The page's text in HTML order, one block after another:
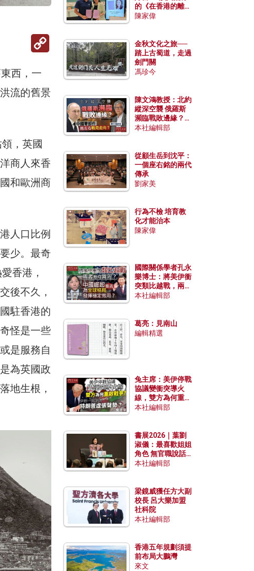
Copy
西，一
流的舊景
，英國
商人來香
和歐洲商
人口比例
少。最奇
香港，
後不久，
駐香港的
怪是一些
是服務自
為英國政
地生根，
的《在香港的離島
種菜》
陳家偉
金秋文化之旅──
踏上古蜀道，走過
劍門關
馮珍今
陳文鴻教授：北約
縱深空襲 俄羅斯
瀕臨戰敗邊緣？中
國零部件能左右戰
本社編輯部
從顧生岳到沈平：
一個座右銘的兩代
傳承
劉家美
行為不檢 培育教
化才能治本
陳家偉
國際關係學者孔永
樂博士：將美伊衝
突類比越戰，兩者
有何異同？中國崛
本社編輯部
葛亮：見南山
編輯精選
兔主席：美伊停戰
協議變衝突導火
線，雙方為何重啟
戰爭？伊朗一早洞
本社編輯部
書展2026｜葉劉
淑儀：最喜歡姐姐
角色 無官職說話
包袱少
本社編輯部
梁鏡威獲任方大副
校長 呂大樂加盟
社科院
本社編輯部
香港五年規劃須提
前布局大鵬灣
來文